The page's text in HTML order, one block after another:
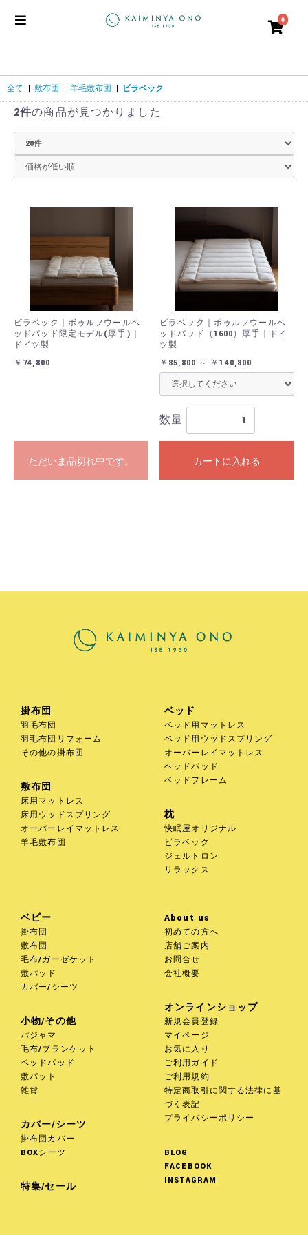
0
全て | 敷布団 | 羊毛敷布団 | ビラベック
2件の商品が見つかりました
ビラベック｜ボゥルフウールベ
ッドパッド限定モデル(厚手)｜
ドイツ製
￥74,800
ただいま品切れ中です。
ビラベック｜ボゥルフウールベ
ッドパッド（1600）厚手｜ドイ
ツ製
￥85,800 ～ ￥140,800
数量
カートに入れる
カートへ進む
掛布団
羽毛布団
羽毛布団リフォーム
その他の掛布団
敷布団
床用マットレス
床用ウッドスプリング
オーバーレイマットレス
羊毛敷布団
ベッド
ベッド用マットレス
ベッド用ウッドスプリング
オーバーレイマットレス
ベッドパッド
ベッドフレーム
枕
快眠屋オリジナル
ビラベック
ジェルトロン
リラックス
ベビー
掛布団
敷布団
毛布/ガーゼケット
敷パッド
カバー/シーツ
小物/その他
パジャマ
毛布/ブランケット
ベッドパッド
敷パッド
雑貨
カバー/シーツ
掛布団カバー
BOXシーツ
特集/セール
About us
初めての方へ
店舗ご案内
お問合せ
会社概要
オンラインショップ
新規会員登録
マイページ
お気に入り
ご利用ガイド
ご利用規約
特定商取引に関する法律に基
づく表記
プライバシーポリシー
BLOG
FACEBOOK
INSTAGRAM